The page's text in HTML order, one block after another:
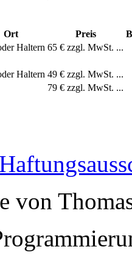
Ort Preis
Haltern 65 € zzgl. MwSt. ...
Haltern 49 € zzgl. MwSt. ...
79 € zzgl. MwSt. ...
von